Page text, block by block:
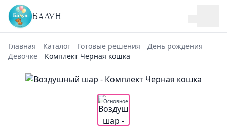
БАЛУН
Главная Каталог Готовые решения
День рождения
Девочке
Комплект Черная кошка
Основное